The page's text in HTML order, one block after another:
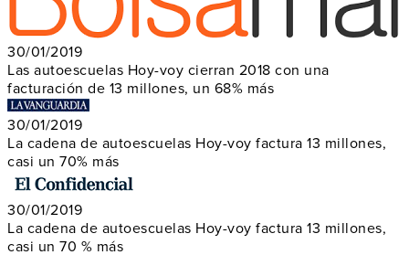
30/01/2019
Las autoescuelas Hoy-voy cierran 2018 con una
facturación de 13 millones, un 68% más
30/01/2019
La cadena de autoescuelas Hoy-voy factura 13 millones,
casi un 70% más
30/01/2019
La cadena de autoescuelas Hoy-voy factura 13 millones,
casi un 70 % más